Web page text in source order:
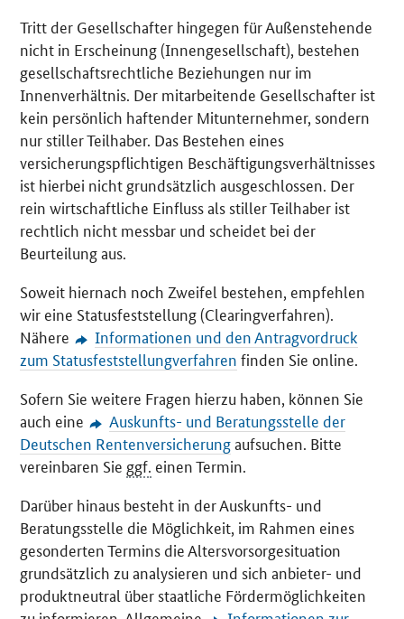
Tritt der Gesellschafter hingegen für Außenstehende
nicht in Erscheinung (Innengesellschaft), bestehen
gesellschaftsrechtliche Beziehungen nur im
Innenverhältnis. Der mitarbeitende Gesellschafter ist
kein persönlich haftender Mitunternehmer, sondern
nur stiller Teilhaber. Das Bestehen eines
versicherungspflichtigen Beschäftigungsverhältnisses
ist hierbei nicht grundsätzlich ausgeschlossen. Der
rein wirtschaftliche Einfluss als stiller Teilhaber ist
rechtlich nicht messbar und scheidet bei der
Beurteilung aus.
Soweit hiernach noch Zweifel bestehen, empfehlen
wir eine Statusfeststellung (Clearingverfahren).
Nähere
Informationen und den Antragvordruck
zum Statusfeststellungverfahren finden Sieonline.
Sofern Sie weitere Fragen hierzu haben, können Sie
auch eine
Auskunfts- und Beratungsstelle der
Deutschen Rentenversicherungaufsuchen. Bitte
vereinbaren Sie ggf. einen Termin.
Darüber hinaus besteht in der Auskunfts- und
Beratungsstelle die Möglichkeit, im Rahmen eines
gesonderten Termins die Altersvorsorgesituation
grundsätzlich zu analysieren und sich anbieter- und
produktneutral über staatliche Fördermöglichkeiten